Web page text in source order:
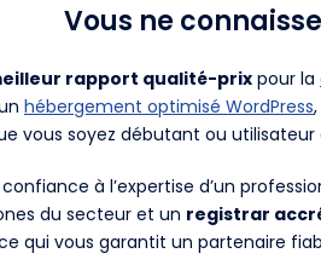
Vous ne
rapport qualité-prix pour la
hébergement optimisé WordPress
vous soyez débutant ou
confiance à l’expertise d’un
du secteur et un registrar
ce qui vous garantit un partenaire